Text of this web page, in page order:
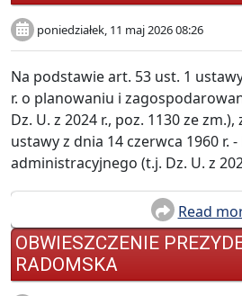
poniedziałek, 11 maj 2026 08:26
Na podstawie art. 53 ust. 1
r. o planowaniu i
Dz. U. z 2024 r., poz. 1130 ze
ustawy z dnia 14 czerwca 1960 r.
administracyjnego (t.j. Dz. U. z
Read
OBWIESZCZENIE
RADOMSKA